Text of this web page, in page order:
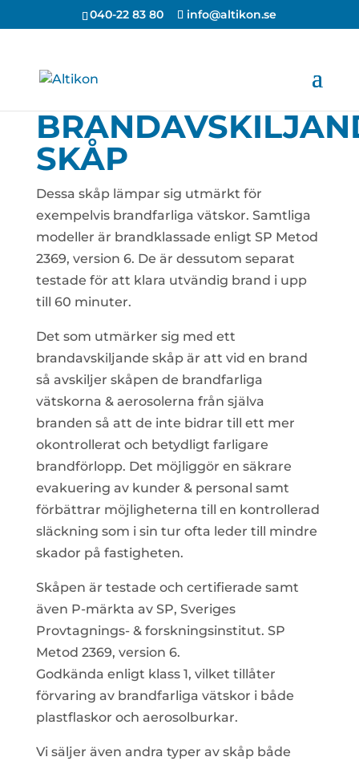
040-22 83 80 info@altikon.se
SKÅP
Dessa skåp lämpar sig utmärkt för
exempelvis brandfarliga vätskor. Samtliga
modeller är brandklassade enligt SP Metod
2369, version 6. De är dessutom separat
testade för att klara utvändig brand i upp
till 60 minuter.
Det som utmärker sig med ett
brandavskiljande skåp är att vid en brand
så avskiljer skåpen de brandfarliga
vätskorna & aerosolerna från själva
branden så att de inte bidrar till ett mer
okontrollerat och betydligt farligare
brandförlopp. Det möjliggör en säkrare
evakuering av kunder & personal samt
förbättrar möjligheterna till en kontrollerad
släckning som i sin tur ofta leder till mindre
skador på fastigheten.
Skåpen är testade och certifierade samt
även P-märkta av SP, Sveriges
Provtagnings- & forskningsinstitut. SP
Metod 2369, version 6.
Godkända enligt klass 1, vilket tillåter
förvaring av brandfarliga vätskor i både
plastflaskor och aerosolburkar.
Vi säljer även andra typer av skåp både